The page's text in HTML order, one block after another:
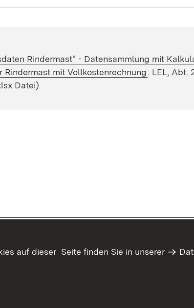
Rindermast" - Datensammlung mit
Rindermast mit Vollkostenrechnung (Öffnet in
. LEL, Abt.
Datei)
auf dieser Seite finden Sie in unserer